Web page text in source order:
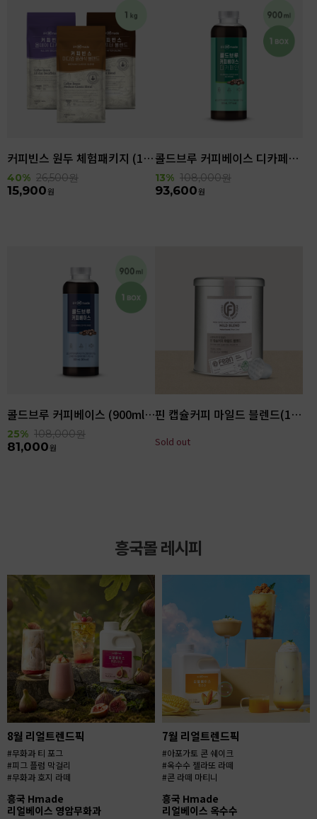
커피빈스 원두 체험패키지 (1kg)
40% 26,500원
15,900원
콜드브루 커피베이스 디카페인 (900ml x 6ea)
13% 108,000원
93,600원
콜드브루 커피베이스 (900ml x 6ea)
25% 108,000원
81,000원
핀 캡슐커피 마일드 블렌드(100입)
Sold out
흥국몰 레시피
8월 리얼트렌드픽
#무화과 티 포그
#피그 플럼 막걸리
#무화과 호지 라떼
흥국 Hmade
리얼베이스 영암무화과
7월 리얼트렌드픽
#아포가토 콘 쉐이크
#옥수수 젤라또 라떼
#콘 라떼 마티니
흥국 Hmade
리얼베이스 옥수수